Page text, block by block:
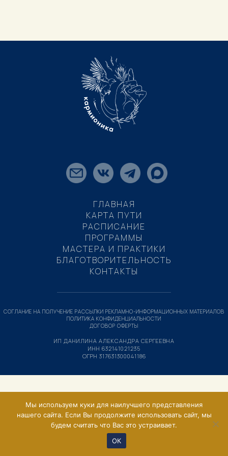
ГЛАВНАЯ
КАРТА ПУТИ
РАСПИСАНИЕ
ПРОГРАММЫ
МАСТЕРА И ПРАКТИКИ
БЛАГОТВОРИТЕЛЬНОСТЬ
КОНТАКТЫ
ИП ДАНИЛИНА АЛЕКСАНДРА СЕРГЕЕВНА
ИНН 632141021235
ОГРН 317631300041186
СОГЛАНИЕ НА ПОЛУЧЕНИЕ РАССЫЛКИ РЕКЛАМНО-ИНФОРМАЦИОННЫХ МАТЕРИАЛОВ
ПОЛИТИКА КОНФИДЕНЦИАЛЬНОСТИ
ДОГОВОР ОФЕРТЫ
Мы используем куки для наилучшего представления
нашего сайта. Если Вы продолжите использовать сайт, мы
будем считать что Вас это устраивает.
ОК